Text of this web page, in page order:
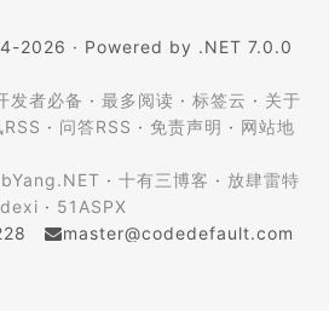
2026 · Powered by .NET 7.0.0
发者必备 · 最多阅读 · 标签云 · 关于
RSS · 问答RSS · 免责声明 · 网站地
· 十有三博客 · 放肆雷特
· 51ASPX
master@codedefault.com